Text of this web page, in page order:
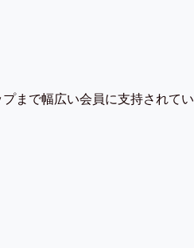
まで幅広い会員に支持されてい